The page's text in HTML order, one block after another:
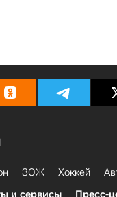
ЗОЖ Хоккей
и сервисы Пресс-